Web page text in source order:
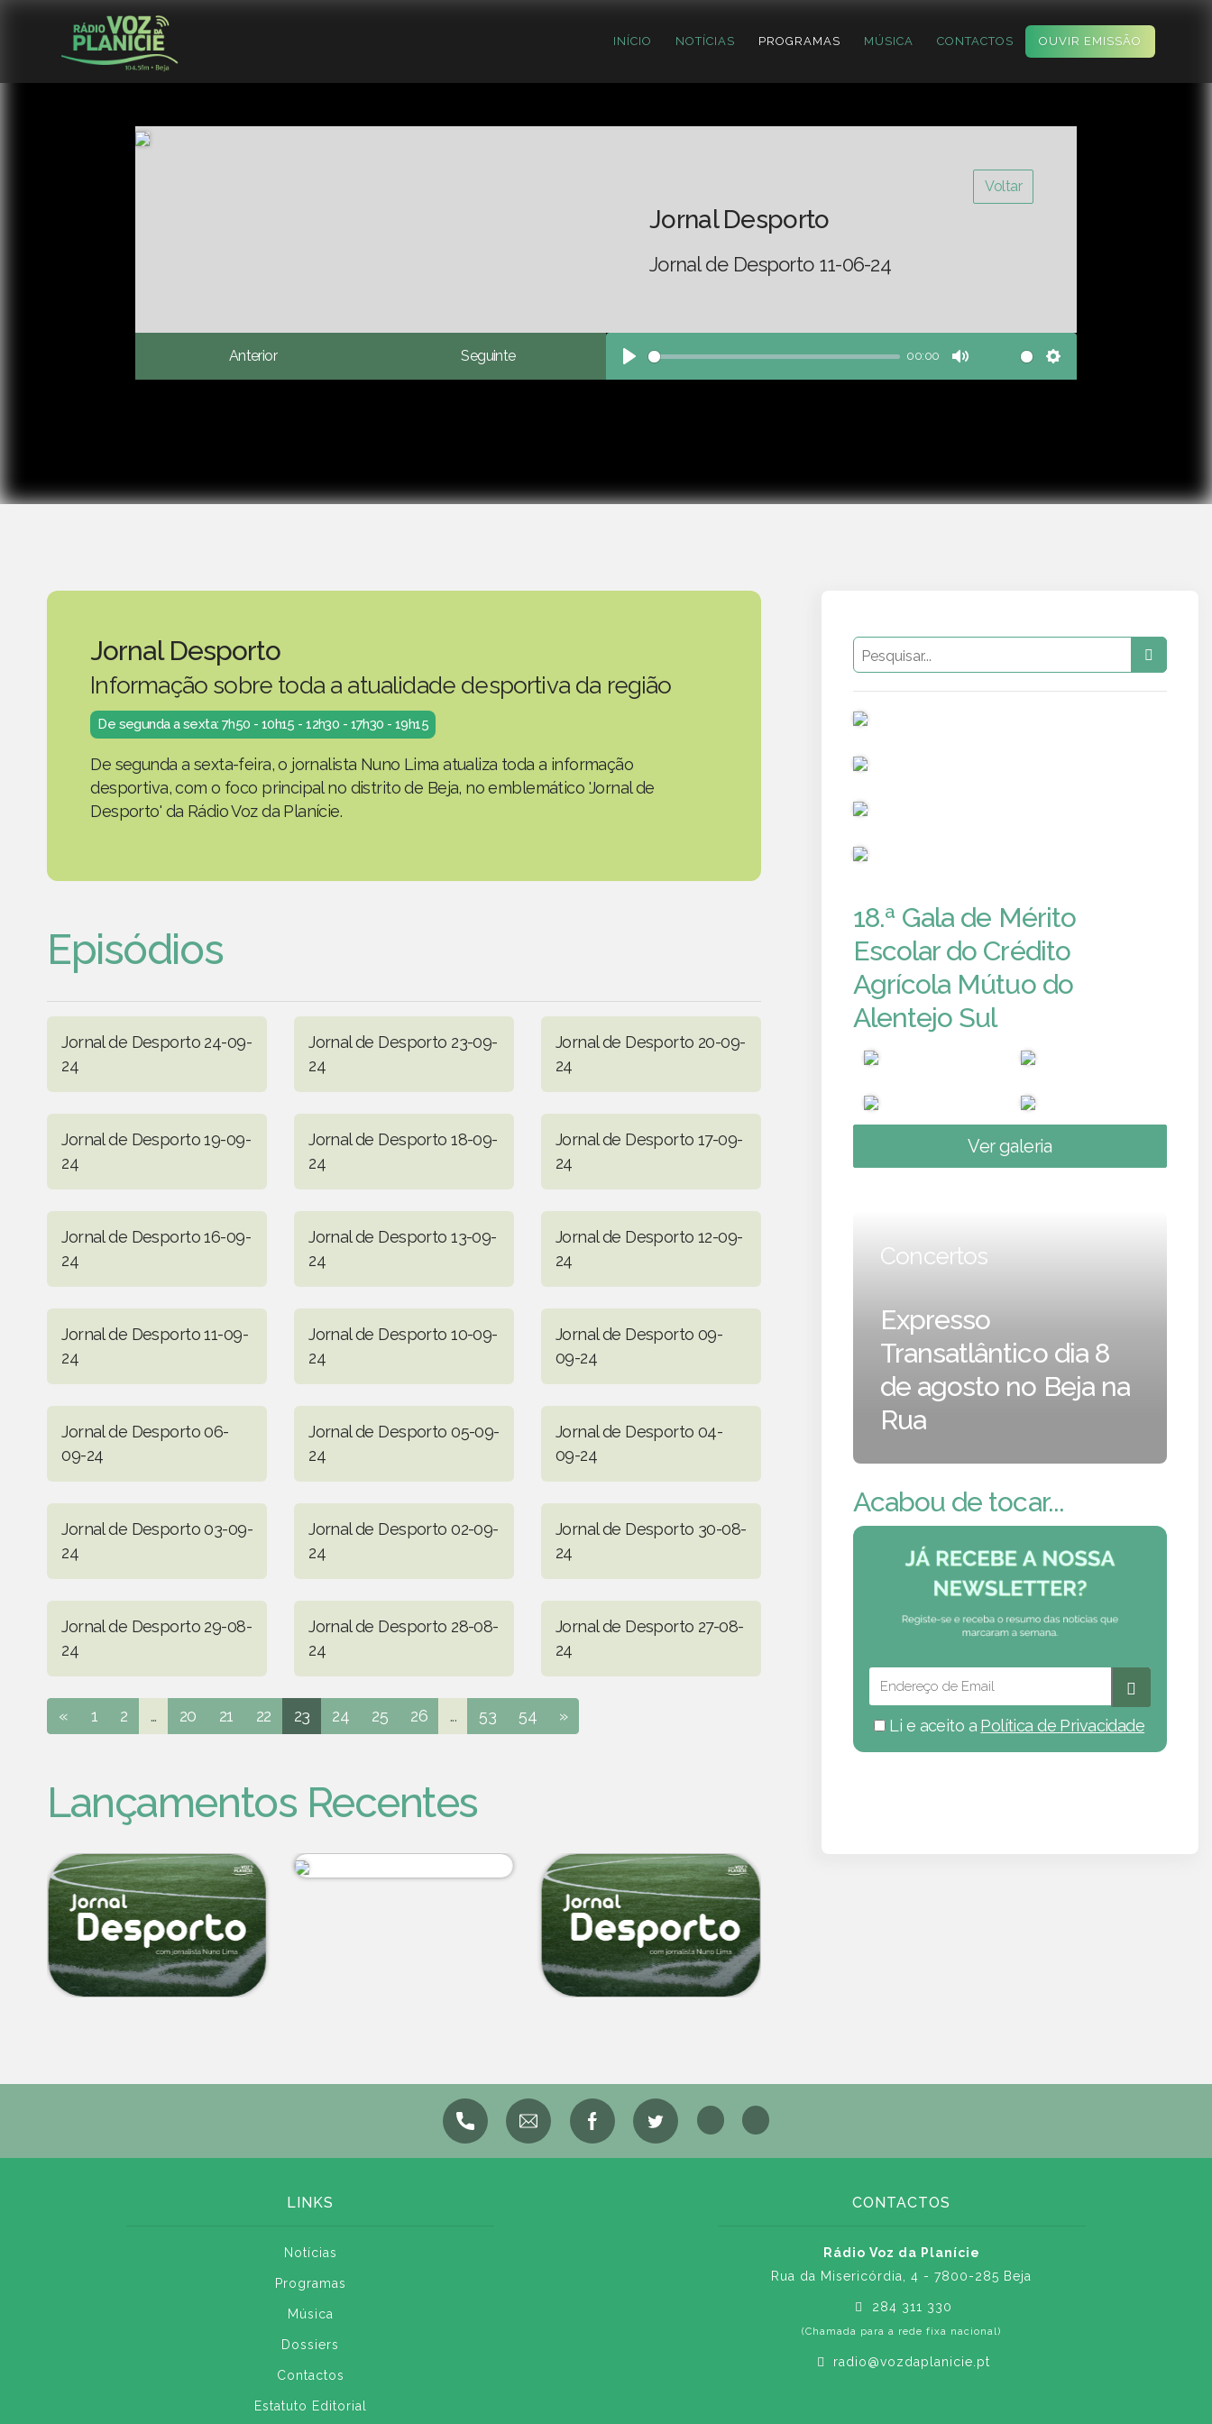
INÍCIO NOTÍCIAS PROGRAMAS MÚSICA CONTACTOS OUVIR EMISSÃO
Voltar
Jornal Desporto
Jornal de Desporto 11-06-24
Anterior Seguinte
Play
00:00
Mute Settings
Jornal Desporto
Informação sobre toda a atualidade desportiva da região
De segunda a sexta: 7h50 - 10h15 - 12h30 - 17h30 - 19h15
De segunda a sexta-feira, o jornalista Nuno Lima atualiza toda a informação
desportiva, com o foco principal no distrito de Beja, no emblemático 'Jornal de
Desporto' da Rádio Voz da Planície.
Episódios
Jornal de Desporto 24-09-
24
Jornal de Desporto 23-09-
24
Jornal de Desporto 20-09-
24
Jornal de Desporto 19-09-
24
Jornal de Desporto 18-09-
24
Jornal de Desporto 17-09-
24
Jornal de Desporto 16-09-
24
Jornal de Desporto 13-09-
24
Jornal de Desporto 12-09-
24
Jornal de Desporto 11-09-
24
Jornal de Desporto 10-09-
24
Jornal de Desporto 09-
09-24
Jornal de Desporto 06-
09-24
Jornal de Desporto 05-09-
24
Jornal de Desporto 04-
09-24
Jornal de Desporto 03-09-
24
Jornal de Desporto 02-09-
24
Jornal de Desporto 30-08-
24
Jornal de Desporto 29-08-
24
Jornal de Desporto 28-08-
24
Jornal de Desporto 27-08-
24
« 1 2 ... 20 21 22 23 24 25 26 ... 53 54 »
Lançamentos Recentes
18.ª Gala de Mérito
Escolar do Crédito
Agrícola Mútuo do
Alentejo Sul
Ver galeria
Concertos
Expresso
Transatlântico dia 8
de agosto no Beja na
Rua
Acabou de tocar...
Li e aceito a Política de Privacidade
LINKS
Notícias
Programas
Música
Dossiers
Contactos
Estatuto Editorial
CONTACTOS
Rádio Voz da Planície
Rua da Misericórdia, 4 - 7800-285 Beja
284 311 330
(Chamada para a rede fixa nacional)
radio@vozdaplanicie.pt